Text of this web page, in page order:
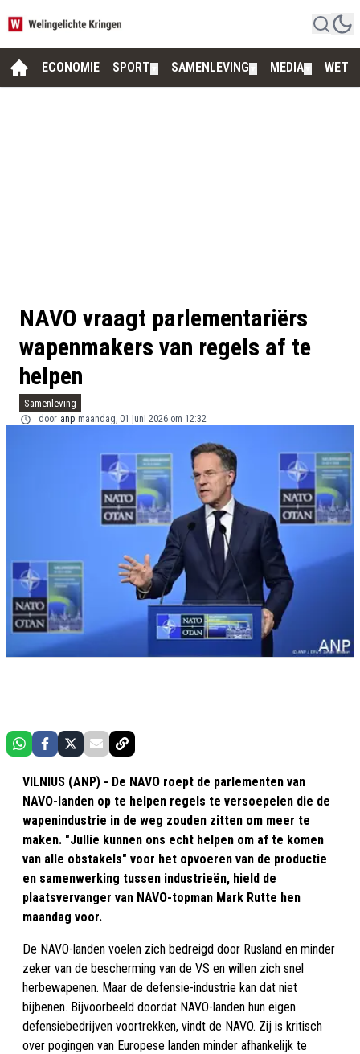
ECONOMIE SPORT SAMENLEVING MEDIA
NAVO vraagt parlementariërs
wapenmakers van regels af te
helpen
Samenleving
door anp maandag, 01 juni 2026 om 12:32
VILNIUS (ANP) - De NAVO roept de parlementen van
NAVO-landen op te helpen regels te versoepelen die de
wapenindustrie in de weg zouden zitten om meer te
maken. "Jullie kunnen ons echt helpen om af te komen
van alle obstakels" voor het opvoeren van de productie
en samenwerking tussen industrieën, hield de
plaatsvervanger van NAVO-topman Mark Rutte hen
maandag voor.
De NAVO-landen voelen zich bedreigd door Rusland en minder
zeker van de bescherming van de VS en willen zich snel
herbewapenen. Maar de defensie-industrie kan dat niet
bijbenen. Bijvoorbeeld doordat NAVO-landen hun eigen
defensiebedrijven voortrekken, vindt de NAVO. Zij is kritisch
over pogingen van Europese landen minder afhankelijk te